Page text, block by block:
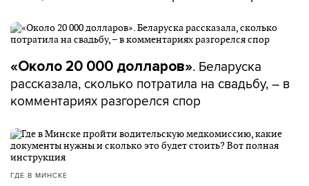
«Около 20 000 долларов». Беларуска
рассказала, сколько потратила на свадьбу, – в
комментариях разгорелся спор
ГДЕ В МИНСКЕ